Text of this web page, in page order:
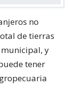
no
de tierras
y
tener